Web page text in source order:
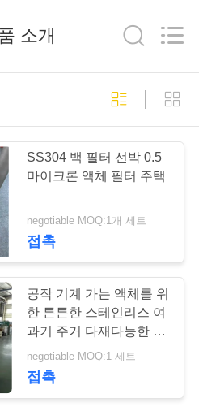
소개
SS304 백 필터 선박 0.5
마이크론 액체 필터 주택
negotiable MOQ:1개 세트
접촉
공작 기계 가는 액체를 위
한 튼튼한 스테인리스 여
과기 주거 다재다능한 디
자인
negotiable MOQ:1 세트
접촉